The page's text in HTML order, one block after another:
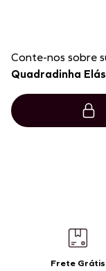
Conte-nos sobre
Quadradinha
Frete Grátis